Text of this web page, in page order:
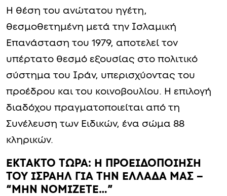
Η θέση του ανώτατου ηγέτη,
θεσμοθετημένη μετά την Ισλαμική
Επανάσταση του 1979, αποτελεί τον
υπέρτατο θεσμό εξουσίας στο πολιτικό
σύστημα του Ιράν, υπερισχύοντας του
προέδρου και του κοινοβουλίου. Η επιλογή
διαδόχου πραγματοποιείται από τη
Συνέλευση των Ειδικών, ένα σώμα 88
κληρικών.
ΕΚΤΑΚΤΟ ΤΩΡΑ: Η ΠΡΟΕΙΔΟΠΟΙΗΣΗ
ΤΟΥ ΙΣΡΑΗΛ ΓΙΑ ΤΗΝ ΕΛΛΑΔΑ ΜΑΣ –
“ΜΗΝ ΝΟΜΙΖΕΤΕ…”